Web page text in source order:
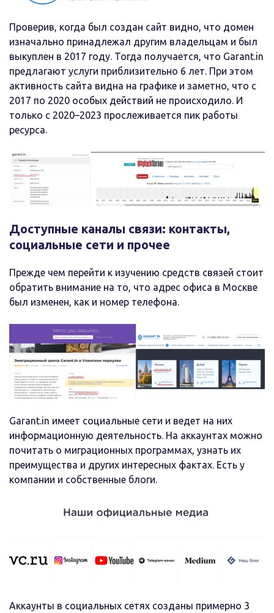
Проверив, когда был создан сайт видно, что домен
изначально принадлежал другим владельцам и был
выкуплен в 2017 году. Тогда получается, что Garant.in
предлагают услуги приблизительно 6 лет. При этом
активность сайта видна на графике и заметно, что с
2017 по 2020 особых действий не происходило. И
только с 2020–2023 прослеживается пик работы
ресурса.
Доступные каналы связи: контакты,
социальные сети и прочее
Прежде чем перейти к изучению средств связей стоит
обратить внимание на то, что адрес офиса в Москве
был изменен, как и номер телефона.
Garant.in имеет социальные сети и ведет на них
информационную деятельность. На аккаунтах можно
почитать о миграционных программах, узнать их
преимущества и других интересных фактах. Есть у
компании и собственные блоги.
Аккаунты в социальных сетях созданы примерно 3